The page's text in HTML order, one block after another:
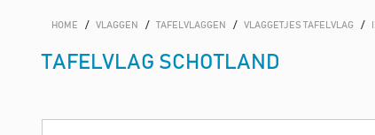
HOME / VLAGGEN / TAFELVLAGGEN / VLAGGETJES TAFELVLAG /
TAFELVLAG SCHOTLAND